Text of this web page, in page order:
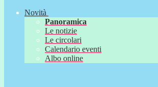
Novità
Panoramica
Le notizie
Le circolari
Calendario eventi
Albo online